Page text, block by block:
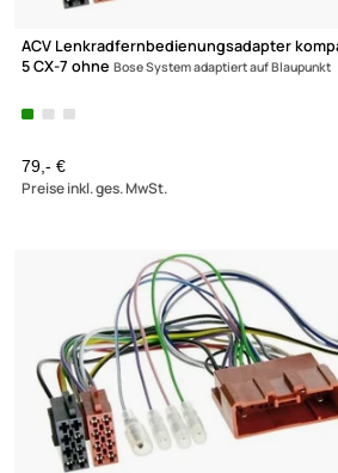
Zur Zeit nicht
ACV Lenkradfernbedienungsadapter
5 CX-7 ohne Bose System adaptiert auf JVC
79,- €
Preise inkl. ges. MwSt.